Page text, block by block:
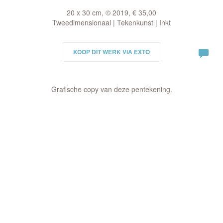
20 x 30 cm, © 2019, € 35,00
Tweedimensionaal | Tekenkunst | Inkt
KOOP DIT WERK VIA EXTO
Grafische copy van deze pentekening.